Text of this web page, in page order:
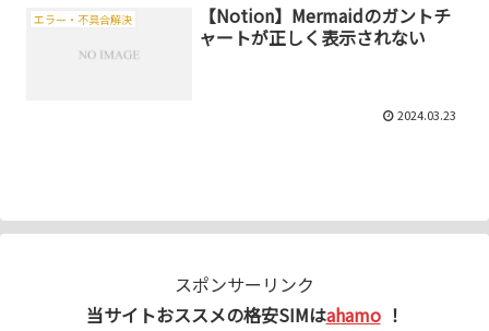
エラー・不具合解決
【Notion】Mermaidのガントチ
ャートが正しく表示されない
2024.03.23
スポンサーリンク
当サイトおススメの格安SIMはahamo ！